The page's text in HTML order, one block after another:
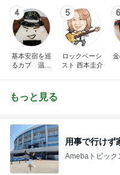
4
基本安宿を巡
るカブ 温泉
5
ロックベーシ
スト 西本圭介
6
もっと見る
用事で行けず
Amebaトピック